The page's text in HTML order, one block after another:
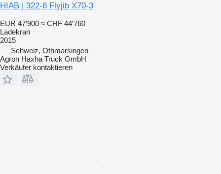
HIAB | 322-6 Flyjib X70-3
EUR 47’900 ≈ CHF 44’760
Ladekran
2015
Schweiz, Othmarsingen
Agron Haxha Truck GmbH
Verkäufer kontaktieren